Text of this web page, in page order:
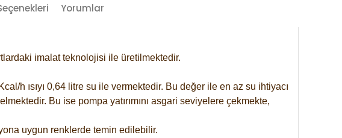
Yorumlar
imalat teknolojisi ile üretilmektedir.
h ısıyı 0,64 litre su ile vermektedir. Bu değer ile en az su ihtiyacı
Bu ise pompa yatırımını asgari seviyelere çekmekte,
uygun renklerde temin edilebilir.